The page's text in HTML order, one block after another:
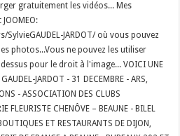
gratuitement les vidéos... Mes
JARDOT/ où vous pouvez
photos...Vous ne pouvez les utiliser
pour le droit à l'image... VOICI UNE
JARDOT - 31 DECEMBRE - ARS,
- ASSOCIATION DES CLUBS
FLEURISTE CHENÔVE – BEAUNE - BILEL
ET RESTAURANTS DE DIJON,